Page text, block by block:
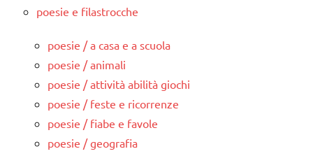
poesie e filastrocche
poesie / a casa e a scuola
poesie / animali
poesie / attività abilità giochi
poesie / feste e ricorrenze
poesie / fiabe e favole
poesie / geografia